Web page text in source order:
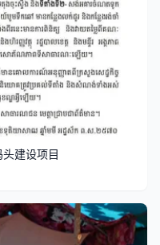
建设项目